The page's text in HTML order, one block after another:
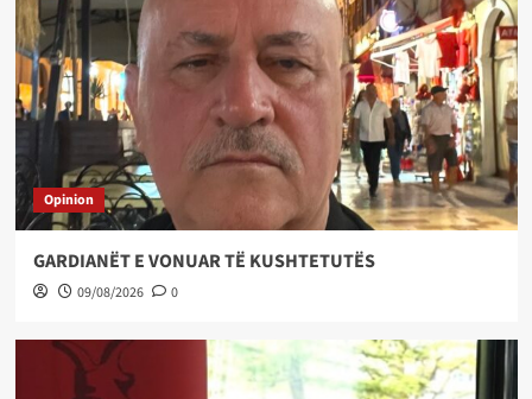
Opinion
GARDIANËT E VONUAR TË KUSHTETUTËS
09/08/2026 0